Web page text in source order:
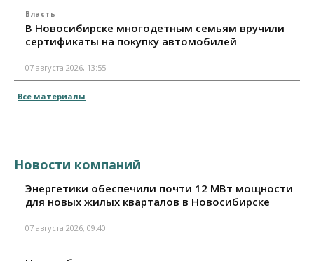
Власть
В Новосибирске многодетным семьям вручили
сертификаты на покупку автомобилей
07 августа 2026, 13:55
Все материалы
Новости компаний
Энергетики обеспечили почти 12 МВт мощности
для новых жилых кварталов в Новосибирске
07 августа 2026, 09:40